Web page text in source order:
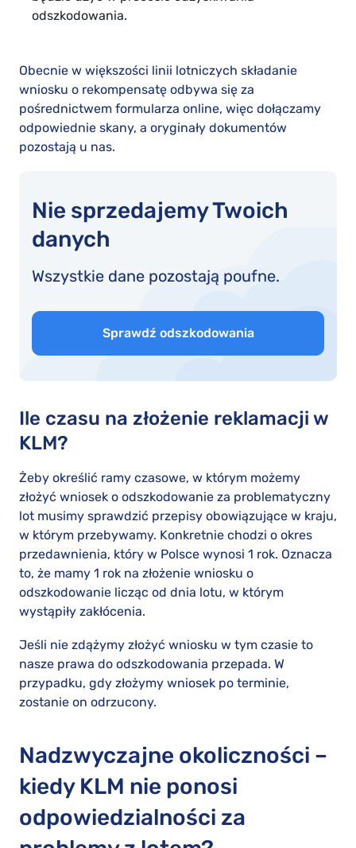
odszkodowania.
Obecnie w większości linii lotniczych składanie
wniosku o rekompensatę odbywa się za
pośrednictwem formularza online, więc dołączamy
odpowiednie skany, a oryginały dokumentów
pozostają u nas.
Nie sprzedajemy Twoich
danych
Wszystkie dane pozostają poufne.
Sprawdź odszkodowania
Ile czasu na złożenie reklamacji w
KLM?
Żeby określić ramy czasowe, w którym możemy
złożyć wniosek o odszkodowanie za problematyczny
lot musimy sprawdzić przepisy obowiązujące w kraju,
w którym przebywamy. Konkretnie chodzi o okres
przedawnienia, który w Polsce wynosi 1 rok. Oznacza
to, że mamy 1 rok na złożenie wniosku o
odszkodowanie licząc od dnia lotu, w którym
wystąpiły zakłócenia.
Jeśli nie zdążymy złożyć wniosku w tym czasie to
nasze prawa do odszkodowania przepada. W
przypadku, gdy złożymy wniosek po terminie,
zostanie on odrzucony.
Nadzwyczajne okoliczności –
kiedy KLM nie ponosi
odpowiedzialności za